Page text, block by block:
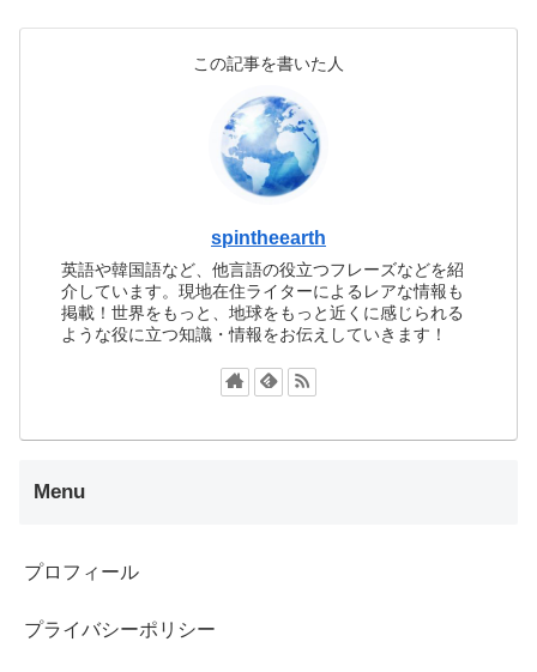
この記事を書いた人
spintheearth
英語や韓国語など、他言語の役立つフレーズなどを紹
介しています。現地在住ライターによるレアな情報も
掲載！世界をもっと、地球をもっと近くに感じられる
ような役に立つ知識・情報をお伝えしていきます！
Menu
プロフィール
プライバシーポリシー